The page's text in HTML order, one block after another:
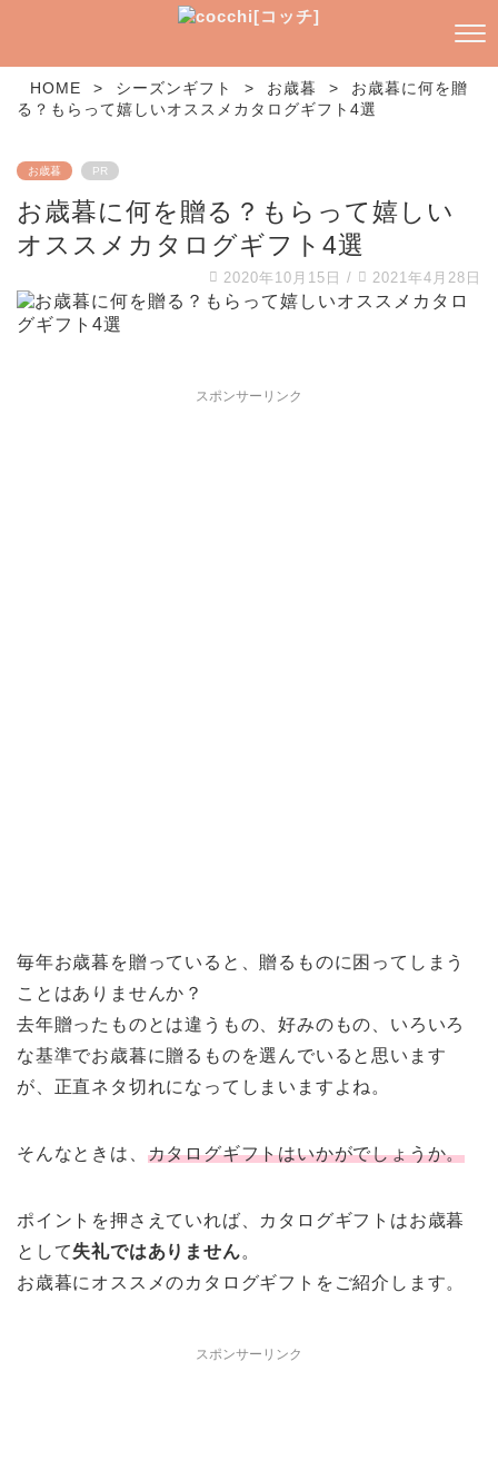
HOME > シーズンギフト > お歳暮 >
お歳暮に何を贈
る？もらって嬉しいオススメカタログギフト4選
お歳暮 PR
お歳暮に何を贈る？もらって嬉しい
オススメカタログギフト4選
2020年10月15日 / 2021年4月28日
スポンサーリンク
毎年お歳暮を贈っていると、贈るものに困ってしまう
ことはありませんか？
去年贈ったものとは違うもの、好みのもの、いろいろ
な基準でお歳暮に贈るものを選んでいると思います
が、正直ネタ切れになってしまいますよね。
そんなときは、 カタログギフトはいかがでしょうか。
ポイントを押さえていれば、カタログギフトはお歳暮
として失礼ではありません。
お歳暮にオススメのカタログギフトをご紹介します。
スポンサーリンク